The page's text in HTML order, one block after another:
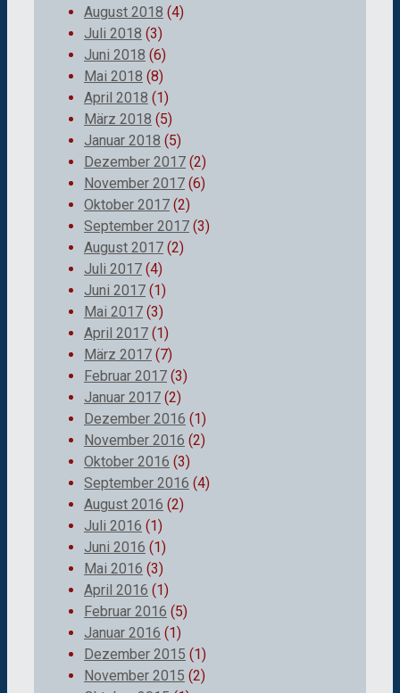
August 2018 (4)
Juli 2018 (3)
Juni 2018 (6)
Mai 2018 (8)
April 2018 (1)
März 2018 (5)
Januar 2018 (5)
Dezember 2017 (2)
November 2017 (6)
Oktober 2017 (2)
September 2017 (3)
August 2017 (2)
Juli 2017 (4)
Juni 2017 (1)
Mai 2017 (3)
April 2017 (1)
März 2017 (7)
Februar 2017 (3)
Januar 2017 (2)
Dezember 2016 (1)
November 2016 (2)
Oktober 2016 (3)
September 2016 (4)
August 2016 (2)
Juli 2016 (1)
Juni 2016 (1)
Mai 2016 (3)
April 2016 (1)
Februar 2016 (5)
Januar 2016 (1)
Dezember 2015 (1)
November 2015 (2)